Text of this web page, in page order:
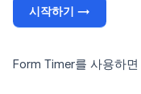
시작하기 →
Form Timer를 사용하